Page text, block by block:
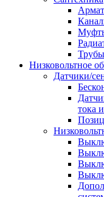
Трубы
Низковольтное
Датчики/
тока